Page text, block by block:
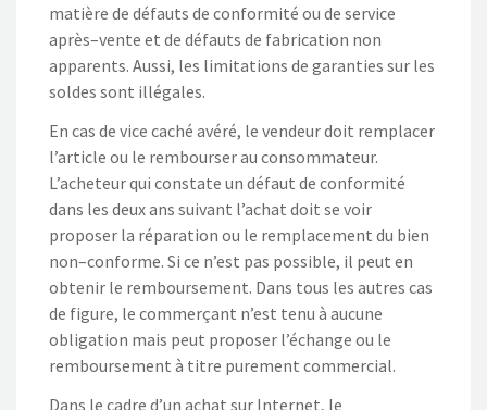
matière de défauts de conformité ou de service
après–vente et de défauts de fabrication non
apparents. Aussi, les limitations de garanties sur les
soldes sont illégales.
En cas de vice caché avéré, le vendeurdoit remplacer
l’article ou le rembourser au consommateur.
L’acheteur qui constate un défaut de conformité
dans les deux ans suivant l’achat doit se voir
proposer la réparation ou le remplacement du bien
non–conforme. Si ce n’est pas possible, il peut en
obtenir le remboursement. Dans tous les autres cas
de figure, le commerçant n’est tenu à aucune
obligation mais peut proposer l’échange ou le
remboursement à titre purement commercial.
Dans le cadre d’un achat sur Internet, le